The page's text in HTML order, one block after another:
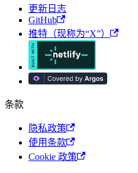
更新日志
GitHub
推特（现称为“X”）
条款
隐私政策
使用条款
Cookie 政策